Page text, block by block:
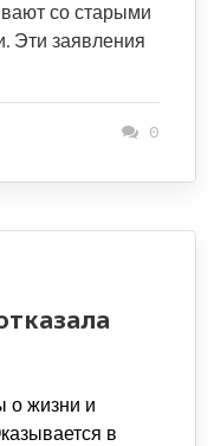
со старыми
Эти заявления
0
о жизни и
в